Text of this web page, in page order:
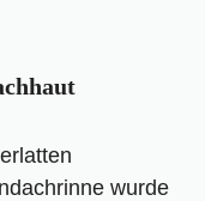
wurde